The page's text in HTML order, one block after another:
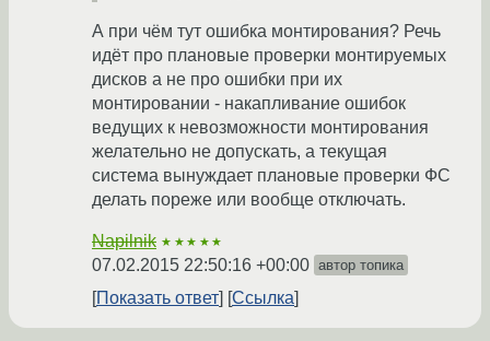
А при чём тут ошибка монтирования? Речь
идёт про плановые проверки монтируемых
дисков а не про ошибки при их
монтировании - накапливание ошибок
ведущих к невозможности монтирования
желательно не допускать, а текущая
система вынуждает плановые проверки ФС
делать пореже или вообще отключать.
Napilnik ★★★★★
07.02.2015 22:50:16 +00:00 автор топика
Показать ответ Ссылка